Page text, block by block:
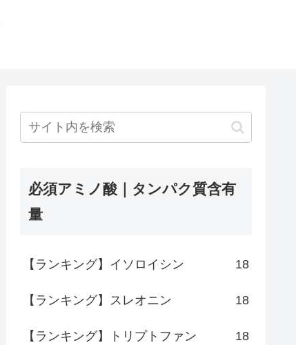
必須アミノ酸｜タンパク質含有
量
【ランキング】イソロイシン 18
【ランキング】スレオニン 18
【ランキング】トリプトファン 18